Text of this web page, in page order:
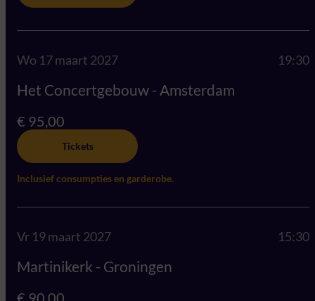
Wo 17 maart 2027 19:30
Het Concertgebouw - Amsterdam
€ 95,00
Tickets
Inclusief consumpties en garderobe.
Vr 19 maart 2027 15:30
Martinikerk - Groningen